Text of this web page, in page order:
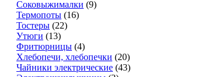
Соковыжималки (9)
Термопоты (16)
Тостеры (22)
Утюги (13)
Фритюрницы (4)
Хлебопечи, хлебопечки (20)
Чайники электрические (43)